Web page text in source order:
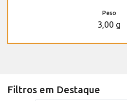
Peso
3,00 g
Filtros em Destaque